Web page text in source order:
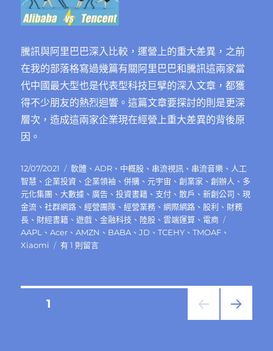
騰訊與阿里巴巴深入比較，運營上的重大差異，之前
在我的部落格寫過幾篇有關阿里巴巴和騰訊這兩家當
代中國最大型也是代表型科技巨擘的深入文章，都獲
得不少朋友的熱烈迴響。這篇文章要探討的則是更深
層次，造成這兩家企業現在經營上重大差異的背後原
因。
發
佈
日
期:
12/07/2021
分
類
軟體 、ADR 、 中概股 、 串流視訊 、 串流音樂 、 人工
智慧 、企業投資 、企業領袖 、併購 、元宇宙 、創業家 、創辦人 、 多
元化集團 、大數據 、 廣告 、投資書籍 、 支付 、散戶 、新創公司 、現
金流 、社群網路 、經營團隊 、經營業務 、網際網路 、 股利 、 財務
長 、 財經書籍 、遊戲 、金融科技 、 陸股 、雲端運算 、 電商
AAPL 、Acer 、AMZN 、 BABA 、JD 、TCEHY 、TMOAF 、
Xiaomi
在
有 1 則留言
頁次1